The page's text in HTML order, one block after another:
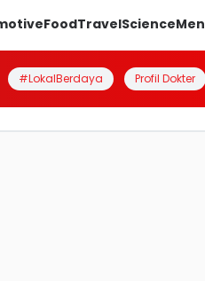
FoodTravelScienceMen
#LokalBerdaya Profil Dokter